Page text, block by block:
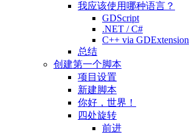
我应该使用哪种语言？
GDScript
.NET / C#
C++ via GDExtension
总结
创建第一个脚本
项目设置
新建脚本
你好，世界！
四处旋转
前进